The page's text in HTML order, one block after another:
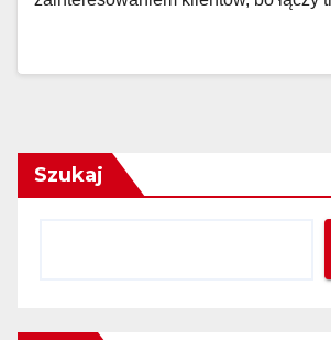
Szukaj